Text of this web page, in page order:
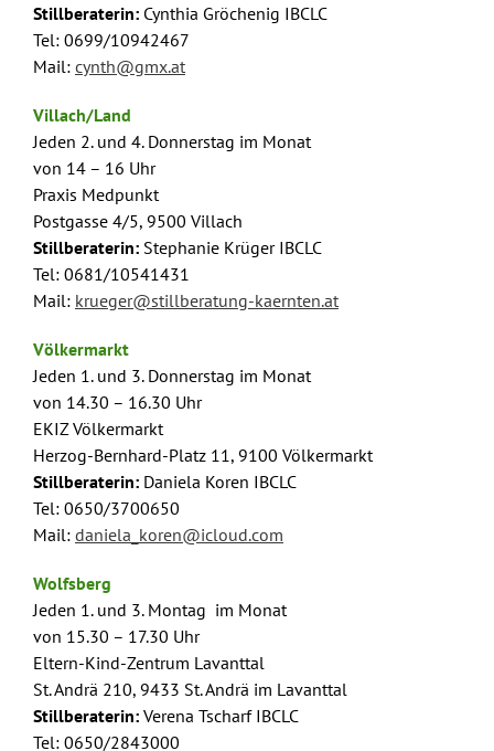
Stillberaterin: Cynthia Gröchenig IBCLC
Tel: 0699/10942467
Mail: cynth@gmx.at
Villach/Land
Jeden 2. und 4. Donnerstag im Monat
von 14 – 16 Uhr
Praxis Medpunkt
Postgasse 4/5, 9500 Villach
Stillberaterin: Stephanie Krüger IBCLC
Tel: 0681/10541431
Mail: krueger@stillberatung-kaernten.at
Völkermarkt
Jeden 1. und 3. Donnerstag im Monat
von 14.30 – 16.30 Uhr
EKIZ Völkermarkt
Herzog-Bernhard-Platz 11, 9100 Völkermarkt
Stillberaterin: Daniela Koren IBCLC
Tel: 0650/3700650
Mail: daniela_koren@icloud.com
Wolfsberg
Jeden 1. und 3. Montag im Monat
von 15.30 – 17.30 Uhr
Eltern-Kind-Zentrum Lavanttal
St. Andrä 210, 9433 St. Andrä im Lavanttal
Stillberaterin: Verena Tscharf IBCLC
Tel: 0650/2843000